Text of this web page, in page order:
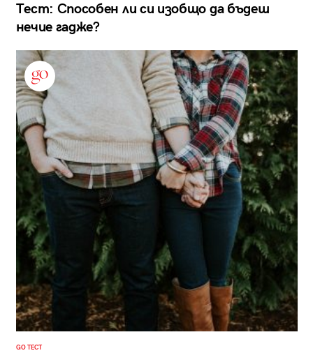
Тест: Способен ли си изобщо да бъдеш
нечие гадже?
GO ТЕСТ